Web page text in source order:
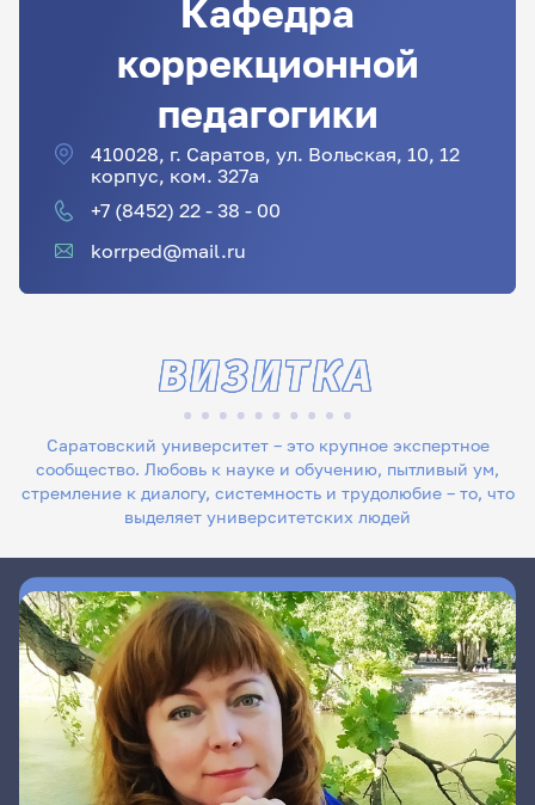
Кафедра
коррекционной
педагогики
410028, г. Саратов, ул. Вольская, 10, 12
корпус, ком. 327а
+7 (8452) 22 - 38 - 00
korrped@mail.ru
Саратовский университет – это крупное экспертное
сообщество. Любовь к науке и обучению, пытливый ум,
стремление к диалогу, системность и трудолюбие – то, что
выделяет университетских людей
ВИЗИТКА